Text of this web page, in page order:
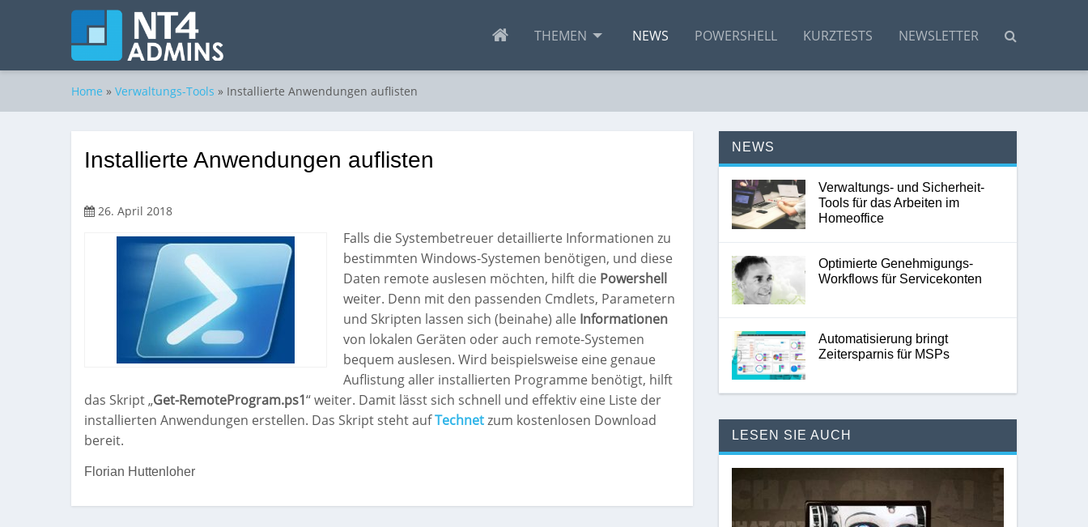
THEMEN NEWS POWERSHELL KURZTESTS NEWSLETTER
Home » Verwaltungs-Tools » Installierte Anwendungen auflisten
Installierte Anwendungen auflisten
26. April 2018
Falls die Systembetreuer detaillierte Informationen zu
bestimmten Windows-Systemen benötigen, und diese
Daten remote auslesen möchten, hilft die Powershell
weiter. Denn mit den passenden Cmdlets, Parametern
und Skripten lassen sich (beinahe) alle Informationen
von lokalen Geräten oder auch remote-Systemen
bequem auslesen. Wird beispielsweise eine genaue
Auflistung aller installierten Programme benötigt, hilft
das Skript „Get-RemoteProgram.ps1“ weiter. Damit lässt sich schnell und effektiv eine Liste der
installierten Anwendungen erstellen. Das Skript steht aufTechnetzum kostenlosen Download
bereit.
Florian Huttenloher
NEWS
Verwaltungs- und Sicherheit-
Tools für das Arbeiten im
Homeoffice
Optimierte Genehmigungs-
Workflows für Servicekonten
Automatisierung bringt
Zeitersparnis für MSPs
LESEN SIE AUCH